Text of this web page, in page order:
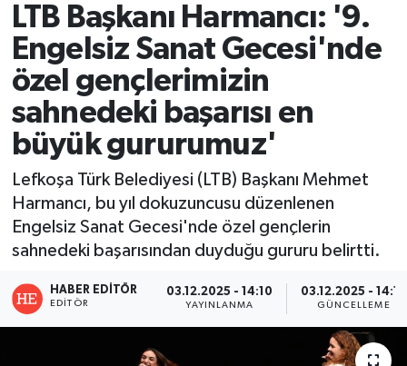
LTB Başkanı Harmancı: '9.
Engelsiz Sanat Gecesi'nde
özel gençlerimizin
sahnedeki başarısı en
büyük gururumuz'
Lefkoşa Türk Belediyesi (LTB) Başkanı Mehmet
Harmancı, bu yıl dokuzuncusu düzenlenen
Engelsiz Sanat Gecesi'nde özel gençlerin
sahnedeki başarısından duyduğu gururu belirtti.
HABER EDITÖR
EDITÖR
03.12.2025 - 14:10
YAYINLANMA
03.12.2025 - 14:15
GÜNCELLEME
Tüm Manşetler
Son Dakika Haberleri
Haber Arşivi